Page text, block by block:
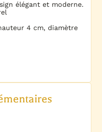
élégant et moderne.
4 cm, diamètre